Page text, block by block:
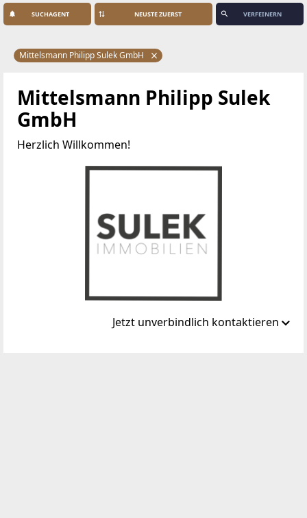
SUCHAGENT VERFEINERN
Mittelsmann Philipp Sulek GmbH
Mittelsmann Philipp Sulek
GmbH
Herzlich Willkommen!
Jetzt unverbindlich kontaktieren